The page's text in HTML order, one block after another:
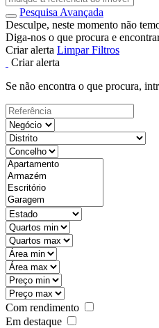
Pesquisa Avançada
Desculpe, neste momento não
Diga-nos o que procura e
Criar alerta Limpar Filtros
Criar alerta
Se não encontra o que procura,
Com rendimento
Em destaque